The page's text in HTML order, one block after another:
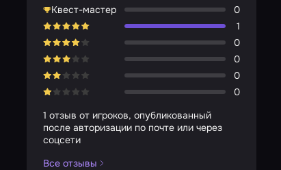
Квест-мастер
0
1
0
0
0
0
1 отзыв от игроков, опубликованный
после авторизации по почте или через
соцсети
Все отзывы